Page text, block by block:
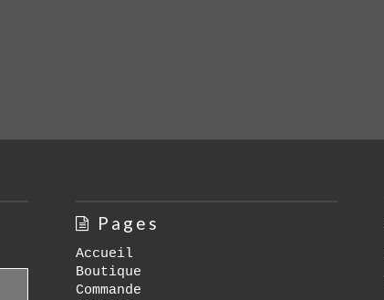
Pages
Accueil
Boutique
Commande